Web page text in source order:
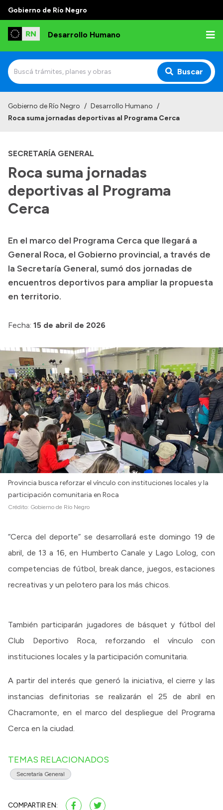
Gobierno de Río Negro
Desarrollo Humano
Buscar
Delegaciones
Normativa
Transparencia
Presupuesto
Compras y licitaciones
Consulta de pago a proveedores
Intranet
Login
Gobierno de Río Negro / Desarrollo Humano /
Roca suma jornadas deportivas al Programa Cerca
SECRETARÍA GENERAL
Roca suma jornadas
deportivas al Programa
Cerca
En el marco del Programa Cerca que llegará a
General Roca, el Gobierno provincial, a través de
la Secretaría General, sumó dos jornadas de
encuentros deportivos para ampliar la propuesta
en territorio.
Fecha: 15 de abril de 2026
Provincia busca reforzar el vínculo con instituciones locales y la
participación comunitaria en Roca
Crédito: Gobierno de Río Negro
“Cerca del deporte” se desarrollará este domingo 19 de
abril, de 13 a 16, en Humberto Canale y Lago Lolog, con
competencias de fútbol, break dance, juegos, estaciones
recreativas y un pelotero para los más chicos.
También participarán jugadores de básquet y fútbol del
Club Deportivo Roca, reforzando el vínculo con
instituciones locales y la participación comunitaria.
A partir del interés que generó la iniciativa, el cierre y las
instancias definitorias se realizarán el 25 de abril en
Chacramonte, en el marco del despliegue del Programa
Cerca en la ciudad.
TEMAS RELACIONADOS
Secretaría General
COMPARTIR EN: